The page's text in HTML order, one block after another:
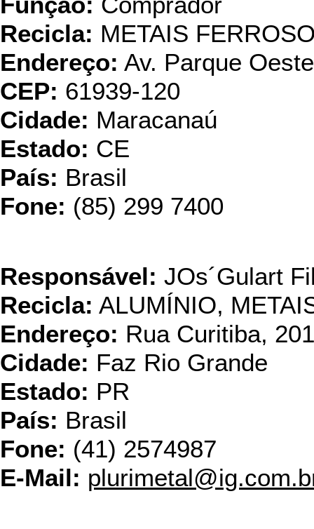
Recicla: METAIS
Endereço: Av. Parque
CEP: 61939-120
Cidade: Maracanaú
Estado: CE
País: Brasil
Fone: (85) 299 7400
Responsável: JOs´Gulart
Recicla: ALUMÍNIO,
Endereço: Rua Curitiba,
Cidade: Faz Rio Grande
Estado: PR
País: Brasil
Fone: (41) 2574987
E-Mail: